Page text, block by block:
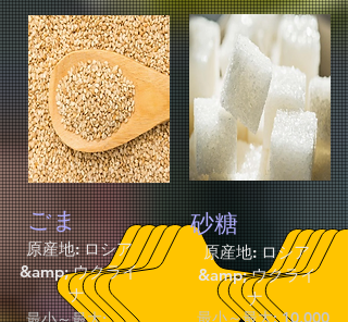
ごま
原産地: ロシア
&amp; ウクライ
ナ
砂糖
原産地: ロシア
&amp; ウクライ
ナ
最小～最大: 10,000